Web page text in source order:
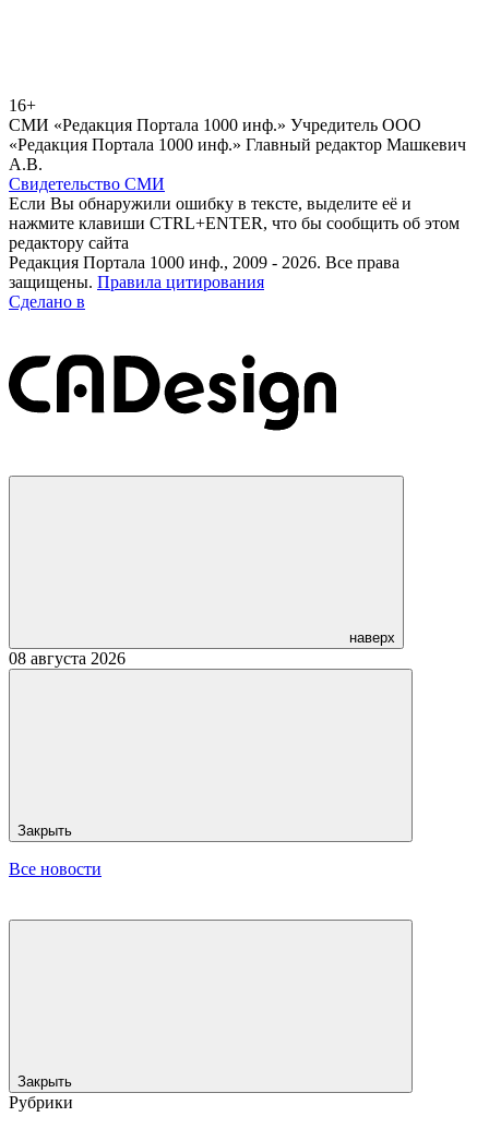
16+
СМИ «Редакция Портала 1000 инф.» Учредитель ООО
«Редакция Портала 1000 инф.» Главный редактор Машкевич
А.В.
Свидетельство СМИ
Если Вы обнаружили ошибку в тексте, выделите её и
нажмите клавиши CTRL+ENTER, что бы сообщить об этом
редактору сайта
Редакция Портала 1000 инф., 2009 - 2026. Все права
защищены. Правила цитирования
Сделано в
наверх
08 августа 2026
Закрыть
Все новости
Закрыть
Рубрики